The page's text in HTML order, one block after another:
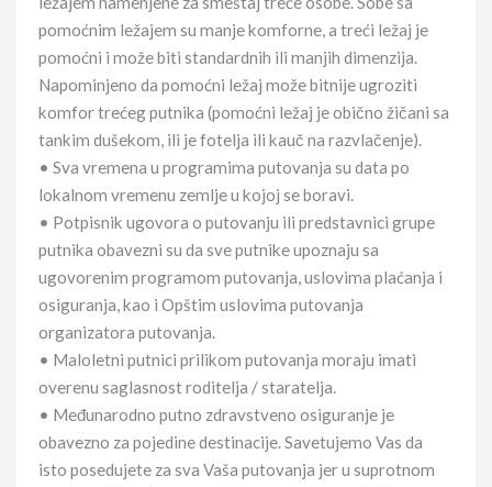
pomoćnim ležajem su manje komforne, a treći ležaj je
pomoćni i može biti standardnih ili manjih dimenzija.
Napominjeno da pomoćni ležaj može bitnije ugroziti
komfor trećeg putnika (pomoćni ležaj je obično žičani sa
tankim dušekom, ili je fotelja ili kauč na razvlačenje).
• Sva vremena u programima putovanja su data po
lokalnom vremenu zemlje u kojoj se boravi.
• Potpisnik ugovora o putovanju ili predstavnici grupe
putnika obavezni su da sve putnike upoznaju sa
ugovorenim programom putovanja, uslovima plaćanja i
osiguranja, kao i Opštim uslovima putovanja
organizatora putovanja.
• Maloletni putnici prilikom putovanja moraju imati
overenu saglasnost roditelja / staratelja.
• Međunarodno putno zdravstveno osiguranje je
obavezno za pojedine destinacije. Savetujemo Vas da
isto posedujete za sva Vaša putovanja jer u suprotnom